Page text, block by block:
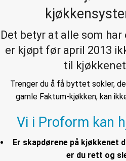
Det betyr at alle som
er kjøpt før april 2013
til
Trenger du å få byttet sokler,
gamle Faktum-kjøkken, kan
Vi i Proform kan
Er skapdørene på kjøkkenet
er du rett og